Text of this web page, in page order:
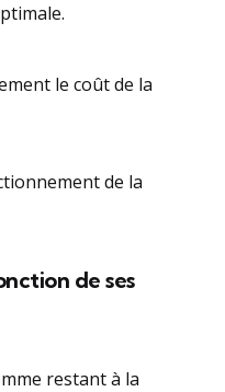
le coût de la
de la
de ses
restant à la